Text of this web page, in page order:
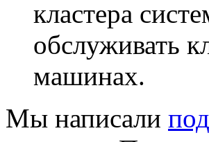
кластера
обслуживать
машинах.
Мы написали